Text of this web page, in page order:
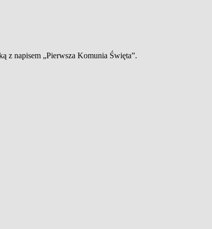
z napisem „Pierwsza Komunia Święta”.